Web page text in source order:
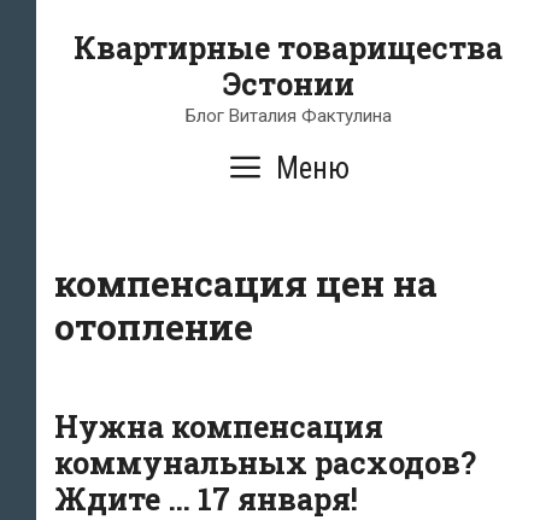
Квартирные товарищества
Эстонии
Блог Виталия Фактулина
Меню
компенсация цен на
отопление
Нужна компенсация
коммунальных расходов?
Ждите … 17 января!